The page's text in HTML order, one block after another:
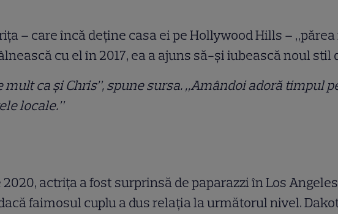
– care încă deține casa ei pe Hollywood Hills –
cu el în 2017, ea a ajuns să-și iubească noul stil
mult ca și Chris”, spune sursa. „Amândoi adoră
locale.”
actrița a fost surprinsă de paparazzi în Los
faimosul cuplu a dus relația la următorul nivel.